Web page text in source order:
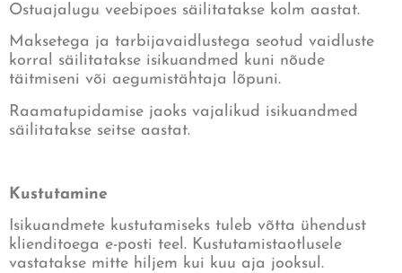
Ostuajalugu veebipoes säilitatakse kolm aastat.
Maksetega ja tarbijavaidlustega seotud vaidluste
korral säilitatakse isikuandmed kuni nõude
täitmiseni või aegumistähtaja lõpuni.
Raamatupidamise jaoks vajalikud isikuandmed
säilitatakse seitse aastat.
Kustutamine
Isikuandmete kustutamiseks tuleb võtta ühendust
klienditoega e-posti teel. Kustutamistaotlusele
vastatakse mitte hiljem kui kuu aja jooksul.